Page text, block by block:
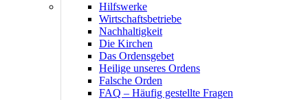
Hilfswerke
Wirtschaftsbetriebe
Nachhaltigkeit
Die Kirchen
Das Ordensgebet
Heilige unseres Ordens
Falsche Orden
FAQ – Häufig gestellte Fragen